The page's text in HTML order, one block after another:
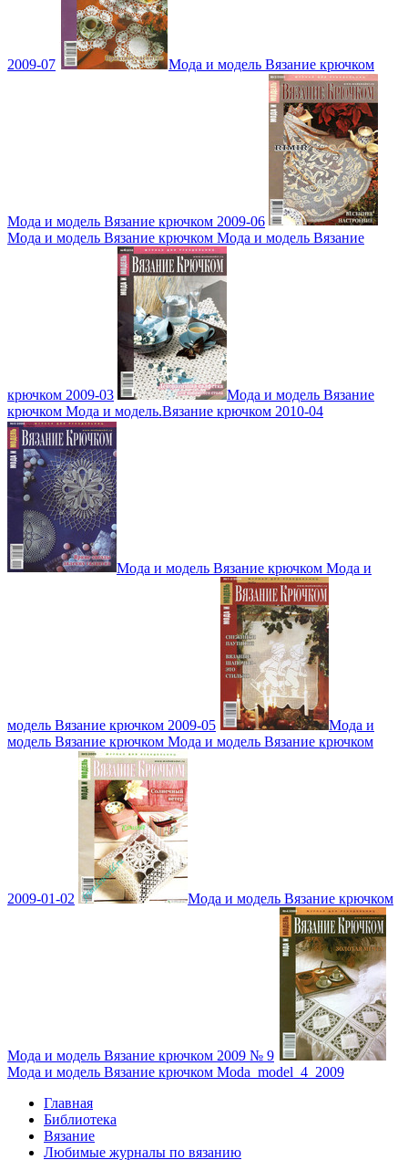
2009-07 Мода и модель Вязание крючком
Мода и модель Вязание крючком 2009-06
Мода и модель Вязание крючком Мода и модель Вязание
крючком 2009-03
Мода и модель Вязание
крючком Мода и модель.Вязание крючком 2010-04
Мода и модель Вязание крючком Мода и
модель Вязание крючком 2009-05
Мода и
модель Вязание крючком Мода и модель Вязание крючком
2009-01-02 Мода и модель Вязание крючком
Мода и модель Вязание крючком 2009 № 9
Мода и модель Вязание крючком Moda_model_4_2009
Главная
Библиотека
Вязание
Любимые журналы по вязанию